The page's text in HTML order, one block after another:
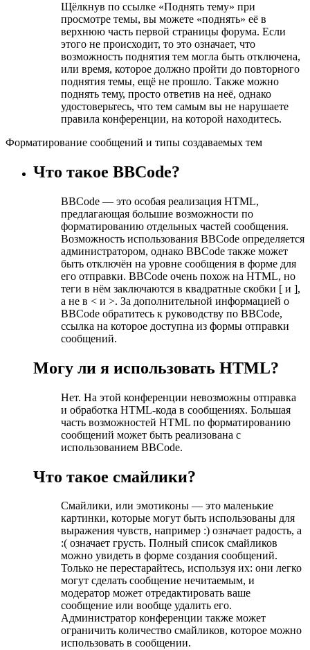
Щёлкнув по ссылке «Поднять тему» при
просмотре темы, вы можете «поднять» её в
верхнюю часть первой страницы форума. Если
этого не происходит, то это означает, что
возможность поднятия тем могла быть отключена,
или время, которое должно пройти до повторного
поднятия темы, ещё не прошло. Также можно
поднять тему, просто ответив на неё, однако
удостоверьтесь, что тем самым вы не нарушаете
правила конференции, на которой находитесь.
Форматирование сообщений и типы создаваемых тем
Что такое BBCode?
BBCode — это особая реализация HTML,
предлагающая большие возможности по
форматированию отдельных частей сообщения.
Возможность использования BBCode определяется
администратором, однако BBCode также может
быть отключён на уровне сообщения в форме для
его отправки. BBCode очень похож на HTML, но
теги в нём заключаются в квадратные скобки [ и ],
а не в < и >. За дополнительной информацией о
BBCode обратитесь к руководству по BBCode,
ссылка на которое доступна из формы отправки
сообщений.
Могу ли я использовать HTML?
Нет. На этой конференции невозможны отправка
и обработка HTML-кода в сообщениях. Большая
часть возможностей HTML по форматированию
сообщений может быть реализована с
использованием BBCode.
Что такое смайлики?
Смайлики, или эмотиконы — это маленькие
картинки, которые могут быть использованы для
выражения чувств, например :) означает радость, а
:( означает грусть. Полный список смайликов
можно увидеть в форме создания сообщений.
Только не перестарайтесь, используя их: они легко
могут сделать сообщение нечитаемым, и
модератор может отредактировать ваше
сообщение или вообще удалить его.
Администратор конференции также может
ограничить количество смайликов, которое можно
использовать в сообщении.